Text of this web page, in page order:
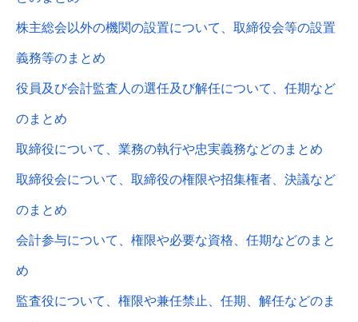
株主総会以外の機関の設置について、取締役会等の設置
義務等のまとめ
役員及び会計監査人の選任及び解任について、任期など
のまとめ
取締役について、業務の執行や忠実義務などのまとめ
取締役会について、取締役の権限や招集権者、決議など
のまとめ
会計参与について、権限や必要な資格、任期などのまと
め
監査役について、権限や兼任禁止、任期、解任などのま